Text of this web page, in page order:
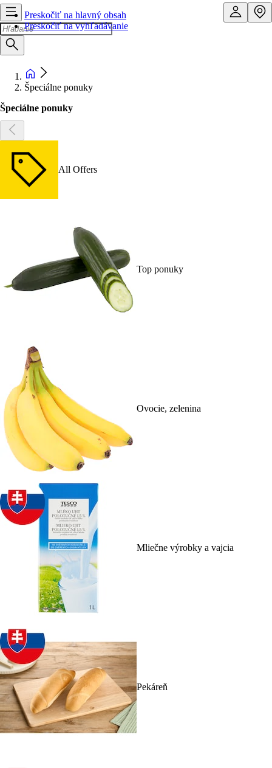
Preskočiť na hlavný obsah
Preskočiť na vyhľadávanie
Špeciálne ponuky
Špeciálne ponuky
All Offers
Top ponuky
Ovocie, zelenina
Mliečne výrobky a vajcia
Pekáreň